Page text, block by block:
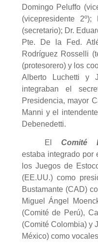
Domingo Peluffo
(vicepresidente
(secretario); Dr.
Pte. De la Fed.
Rodríguez Rosselli
(protesorero) y los
Alberto Luchetti y
integraban el
Presidencia, mayor
Manni y el
Debenedetti.
ElComité
estaba integrado por
los Juegos de
(EE.UU.) como
Bustamante (CAD)
Miguel Ángel
(Comité de Perú),
(Comité Colombia) y
México) como